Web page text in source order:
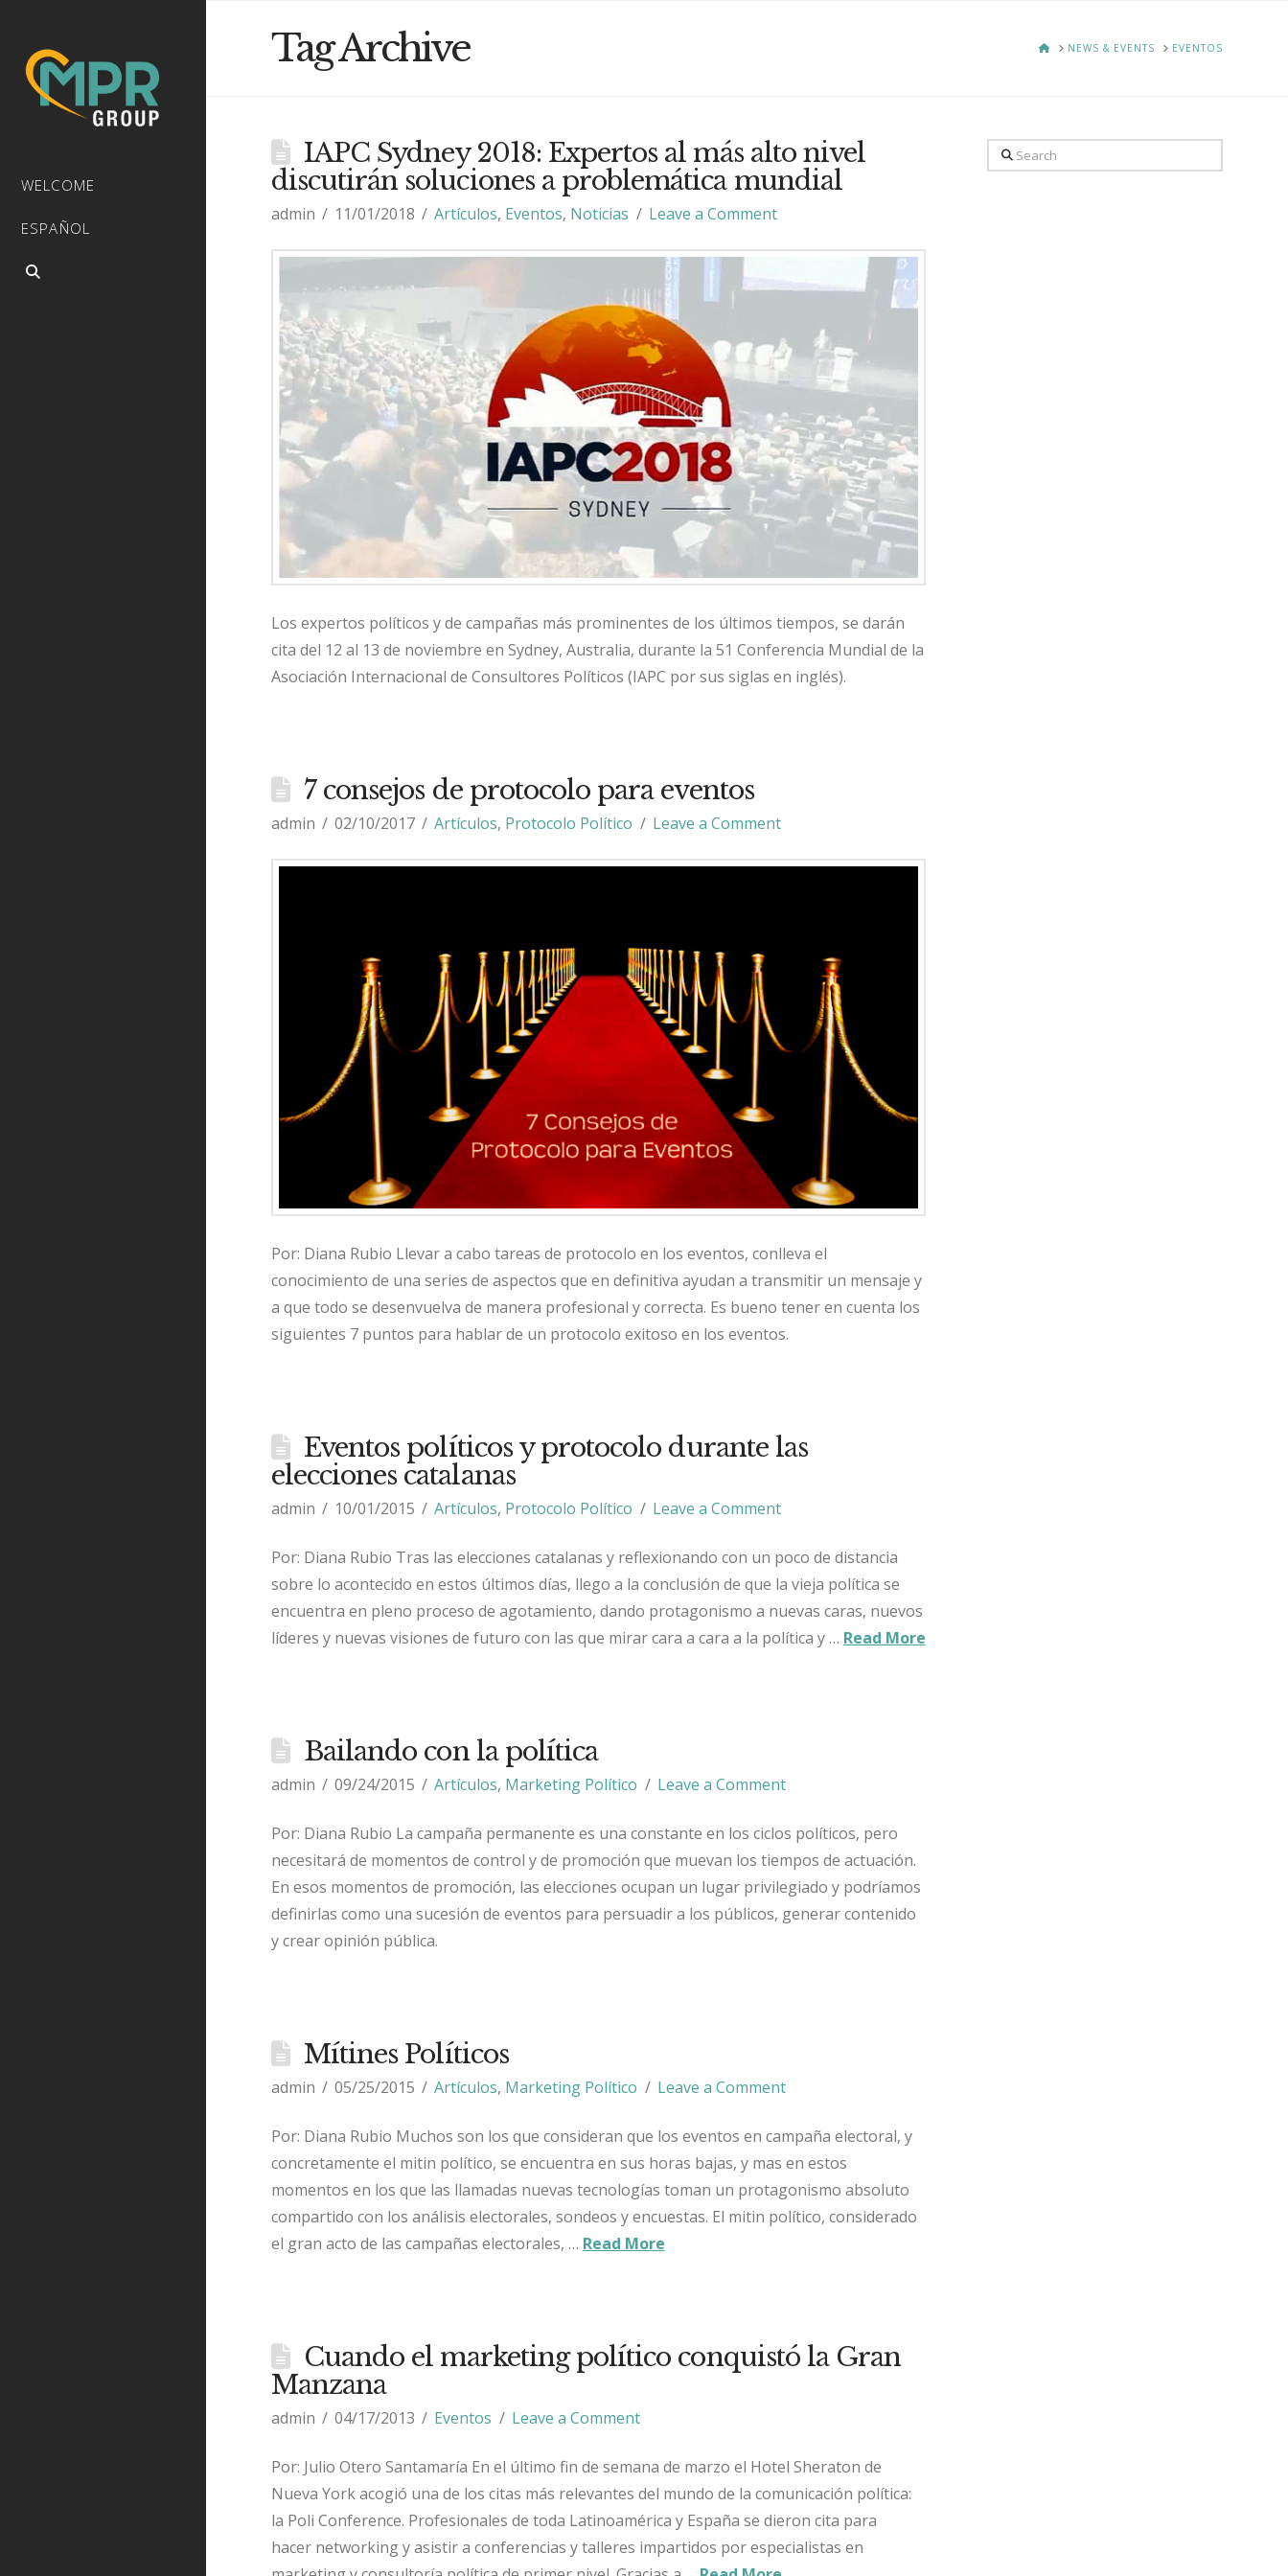
WELCOME
ESPAÑOL
Tag Archive HOMENEWS & EVENTS EVENTOS
IAPC Sydney 2018: Expertos al más alto nivel
discutirán soluciones a problemática mundial
admin 11/01/2018 Artículos, Eventos, Noticias Leave a Comment
Los expertos políticos y de campañas más prominentes de los últimos tiempos, se darán
cita del 12 al 13 de noviembre en Sydney, Australia, durante la 51 Conferencia Mundial de la
Asociación Internacional de Consultores Políticos (IAPC por sus siglas en inglés).
7 consejos de protocolo para eventos
admin 02/10/2017 Artículos, Protocolo Político Leave a Comment
Por: Diana Rubio Llevar a cabo tareas de protocolo en los eventos, conlleva el
conocimiento de una series de aspectos que en definitiva ayudan a transmitir un mensaje y
a que todo se desenvuelva de manera profesional y correcta. Es bueno tener en cuenta los
siguientes 7 puntos para hablar de un protocolo exitoso en los eventos.
Eventos políticos y protocolo durante las
elecciones catalanas
admin 10/01/2015 Artículos, Protocolo Político Leave a Comment
Por: Diana Rubio Tras las elecciones catalanas y reflexionando con un poco de distancia
sobre lo acontecido en estos últimos días, llego a la conclusión de que la vieja política se
encuentra en pleno proceso de agotamiento, dando protagonismo a nuevas caras, nuevos
líderes y nuevas visiones de futuro con las que mirar cara a cara a la política y … Read More
Bailando con la política
admin 09/24/2015 Artículos, Marketing Político Leave a Comment
Por: Diana Rubio La campaña permanente es una constante en los ciclos políticos, pero
necesitará de momentos de control y de promoción que muevan los tiempos de actuación.
En esos momentos de promoción, las elecciones ocupan un lugar privilegiado y podríamos
definirlas como una sucesión de eventos para persuadir a los públicos, generar contenido
y crear opinión pública.
Mítines Políticos
admin 05/25/2015 Artículos, Marketing Político Leave a Comment
Por: Diana Rubio Muchos son los que consideran que los eventos en campaña electoral, y
concretamente el mitin político, se encuentra en sus horas bajas, y mas en estos
momentos en los que las llamadas nuevas tecnologías toman un protagonismo absoluto
compartido con los análisis electorales, sondeos y encuestas. El mitin político, considerado
el gran acto de las campañas electorales, … Read More
Cuando el marketing político conquistó la Gran
Manzana
admin 04/17/2013 Eventos Leave a Comment
Por: Julio Otero Santamaría En el último fin de semana de marzo el Hotel Sheraton de
Nueva York acogió una de los citas más relevantes del mundo de la comunicación política:
la Poli Conference. Profesionales de toda Latinoamérica y España se dieron cita para
hacer networking y asistir a conferencias y talleres impartidos por especialistas en
Search